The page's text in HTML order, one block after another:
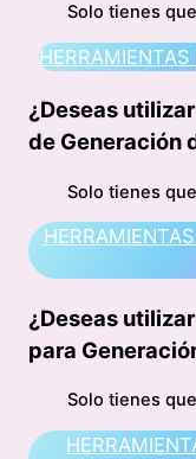
Solo tienes
¿Deseas
de Generación
Solo tienes
¿Deseas
para
Solo tienes